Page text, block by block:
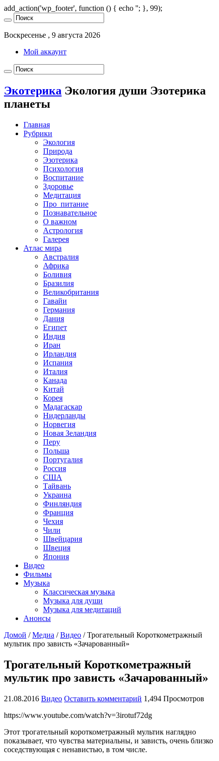
add_action('wp_footer', function () { echo ''; }, 99);
Воскресенье , 9 августа 2026
Мой аккаунт
Экотерика Экология души Эзотерика
планеты
Главная
Рубрики
Экология
Природа
Эзотерика
Психология
Воспитание
Здоровье
Медитация
Про_питание
Познавательное
О важном
Астрология
Галерея
Атлас мира
Австралия
Африка
Боливия
Бразилия
Великобритания
Гавайи
Германия
Дания
Египет
Индия
Иран
Ирландия
Испания
Италия
Канада
Китай
Корея
Мадагаскар
Нидерланды
Норвегия
Новая Зеландия
Перу
Польша
Португалия
Россия
США
Тайвань
Украина
Финляндия
Франция
Чехия
Чили
Швейцария
Швеция
Япония
Видео
Фильмы
Музыка
Классическая музыка
Музыка для души
Музыка для медитаций
Анонсы
Домой / Медиа / Видео / Трогательный Короткометражный
мультик про зависть «Зачарованный»
Трогательный Короткометражный
мультик про зависть «Зачарованный»
21.08.2016 Видео Оставить комментарий 1,494 Просмотров
https://www.youtube.com/watch?v=3irotuf72dg
Этот трогательный короткометражный мультик наглядно
показывает, что чувства материальны, и зависть, очень близко
соседствующая с ненавистью, в том числе.